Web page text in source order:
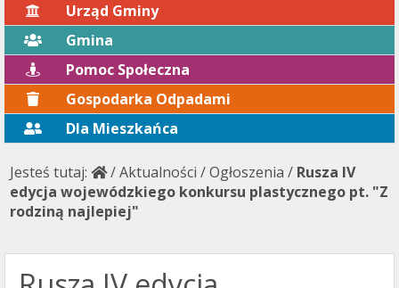
Urząd Gminy
Gmina
Pomoc Społeczna
Gospodarka Odpadami
Dla Mieszkańca
Jesteś tutaj: /Aktualności /Ogłoszenia / Rusza IV
edycja wojewódzkiego konkursu plastycznego pt. "Z
rodziną najlepiej"